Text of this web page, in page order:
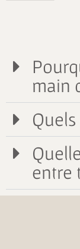
main
entre